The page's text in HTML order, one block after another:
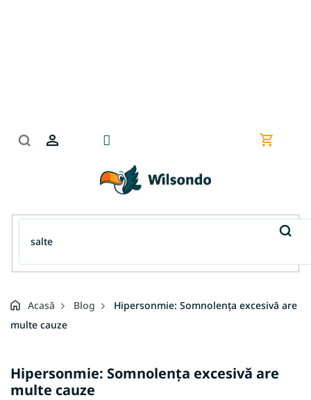
Coş
Acasă Blog
Hipersonmie: Somnolența excesivă are
multe cauze
Hipersonmie: Somnolența excesivă are
multe cauze